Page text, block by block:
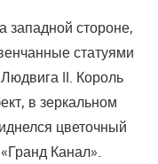
западной стороне,
статуями
II. Король
в зеркальном
цветочный
Канал».